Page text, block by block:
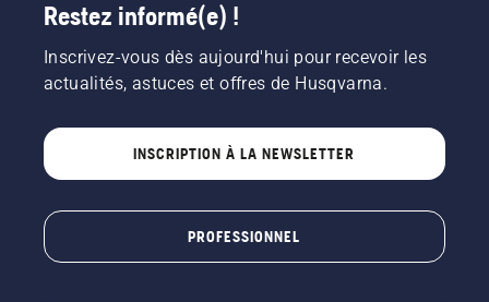
Restez informé(e) !
Inscrivez-vous dès aujourd'hui pour recevoir les
actualités, astuces et offres de Husqvarna.
INSCRIPTION À LA NEWSLETTER
PROFESSIONNEL